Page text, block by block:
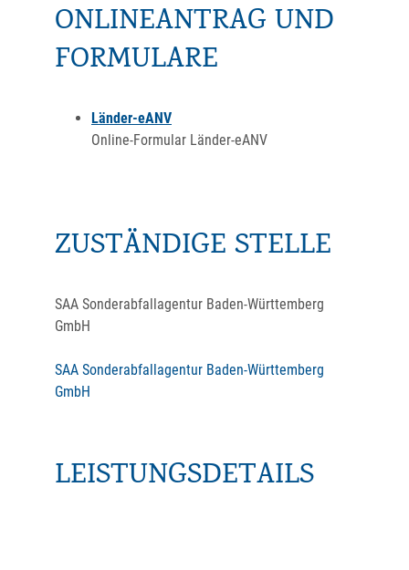
ONLINEANTRAG UND
FORMULARE
Länder-eANV
Online-Formular Länder-eANV
ZUSTÄNDIGE STELLE
SAA Sonderabfallagentur Baden-Württemberg
GmbH
SAA Sonderabfallagentur Baden-Württemberg
GmbH
LEISTUNGSDETAILS